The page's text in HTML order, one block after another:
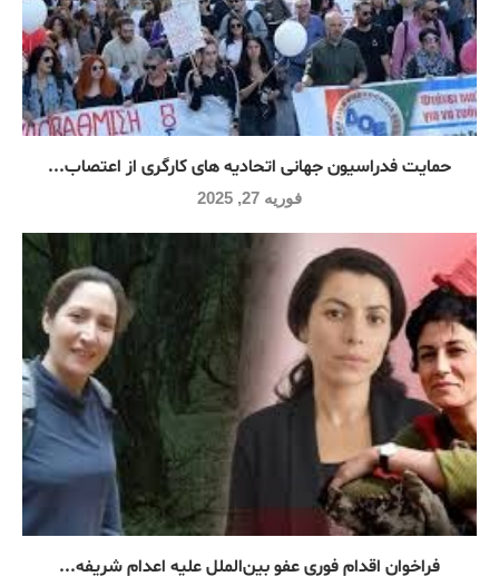
حمایت فدراسیون جهانی اتحادیه های کارگری از اعتصاب...
فوریه 27, 2025
فراخوان اقدام فوری عفو بین‌الملل علیه اعدام شریفه...